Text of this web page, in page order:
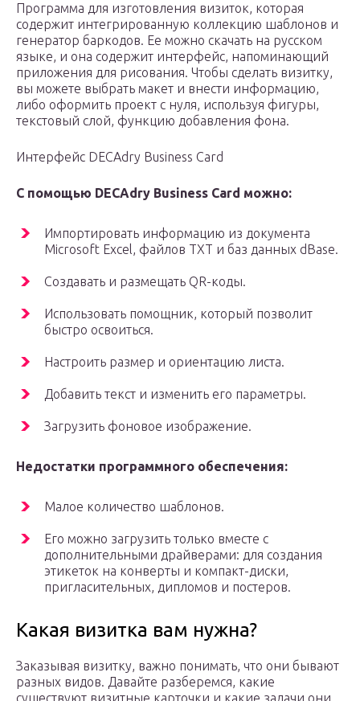
Программа для изготовления визиток, которая
содержит интегрированную коллекцию шаблонов и
генератор баркодов. Ее можно скачать на русском
языке, и она содержит интерфейс, напоминающий
приложения для рисования. Чтобы сделать визитку,
вы можете выбрать макет и внести информацию,
либо оформить проект с нуля, используя фигуры,
текстовый слой, функцию добавления фонa.
Интерфейс DECAdry Business Card
С помощью DECAdry Business Card можно:
Импортировать информацию из документа
Microsoft Excel, файлов TXT и баз данных dBase.
Создавать и размещать QR-коды.
Использовать помощник, который позволит
быстро освоиться.
Настроить размер и ориентацию листа.
Добавить текст и изменить его параметры.
Загрузить фоновое изображение.
Недостатки программного обеспечения:
Малое количество шаблонов.
Его можно загрузить только вместе с
дополнительными драйверами: для создания
этикеток на конверты и компакт-диски,
пригласительных, дипломов и постеров.
Какая визитка вам нужна?
Заказывая визитку, важно понимать, что они бывают
разных видов. Давайте разберемся, какие
существуют визитные карточки и какие задачи они